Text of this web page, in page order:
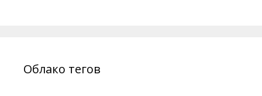
Облако тегов